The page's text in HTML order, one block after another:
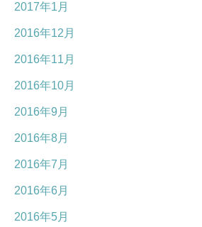
2017年1月
2016年12月
2016年11月
2016年10月
2016年9月
2016年8月
2016年7月
2016年6月
2016年5月